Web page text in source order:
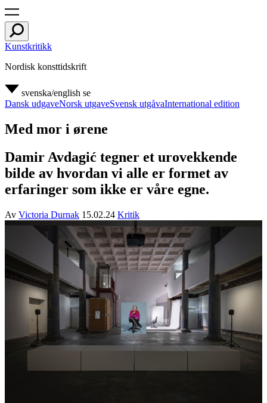
Kunstkritikk
Nordisk konsttidskrift
svenska/english se
Dansk udgaveNorsk utgaveSvensk utgåvaInternational edition
Med mor i ørene
Damir Avdagić tegner et urovekkende
bilde av hvordan vi alle er formet av
erfaringer som ikke er våre egne.
Av Victoria Durnak 15.02.24 Kritik